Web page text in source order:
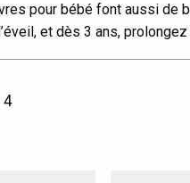
pour bébé font aussi de
et dès 3 ans,
4